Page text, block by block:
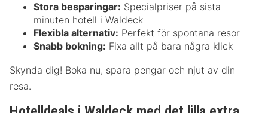
Stora besparingar: Specialpriser på sista
minuten hotell i Waldeck
Flexibla alternativ: Perfekt för spontana resor
Snabb bokning: Fixa allt på bara några klick
Skynda dig! Boka nu, spara pengar och njut av din
resa.